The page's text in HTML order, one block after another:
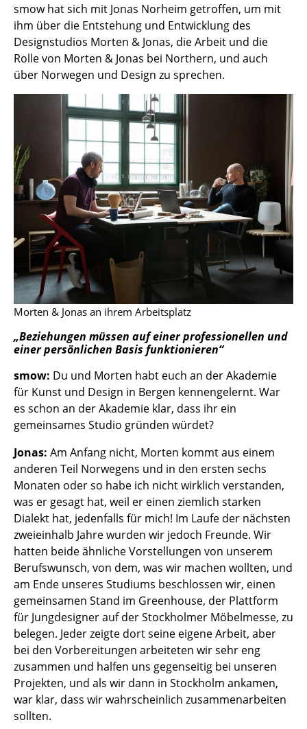
Nachttische & Bettzubehör
... alle Betten
Accessoires
Uhren
Spiegel
Figuren & Miniaturen
Vasen
Tabletts
Büroutensilien
Aufbewahrungsboxen
Decken
Teppiche
Vorhänge
... alle Accessoires
Zuhause
Wohnzimmer
Esszimmer
Schlafzimmer
Kinderzimmer
Arbeitszimmer
Diele
Badezimmer
Stauraum
Balkon & Garten
smow hat sich mit Jonas Norheim getroffen, um mit
ihm über die Entstehung und Entwicklung des
Designstudios Morten & Jonas, die Arbeit und die
Rolle von Morten & Jonas bei Northern, und auch
über Norwegen und Design zu sprechen.
Morten & Jonas an ihrem Arbeitsplatz
Beziehungen müssen auf einer professionellen und
einer persönlichen Basis funktionieren
smow: Du und Morten habt euch an der Akademie
für Kunst und Design in Bergen kennengelernt. War
es schon an der Akademie klar, dass ihr ein
gemeinsames Studio gründen würdet?
Jonas: Am Anfang nicht, Morten kommt aus einem
anderen Teil Norwegens und in den ersten sechs
Monaten oder so habe ich nicht wirklich verstanden,
was er gesagt hat, weil er einen ziemlich starken
Dialekt hat, jedenfalls für mich! Im Laufe der nächsten
zweieinhalb Jahre wurden wir jedoch Freunde. Wir
hatten beide ähnliche Vorstellungen von unserem
Berufswunsch, von dem, was wir machen wollten, und
am Ende unseres Studiums beschlossen wir, einen
gemeinsamen Stand im Greenhouse, der Plattform
für Jungdesigner auf der Stockholmer Möbelmesse, zu
belegen. Jeder zeigte dort seine eigene Arbeit, aber
bei den Vorbereitungen arbeiteten wir sehr eng
zusammen und halfen uns gegenseitig bei unseren
Projekten, und als wir dann in Stockholm ankamen,
war klar, dass wir wahrscheinlich zusammenarbeiten
sollten.